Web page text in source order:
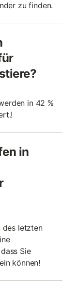
zu finden.
in 42 %
in
des letzten
Sie
können!